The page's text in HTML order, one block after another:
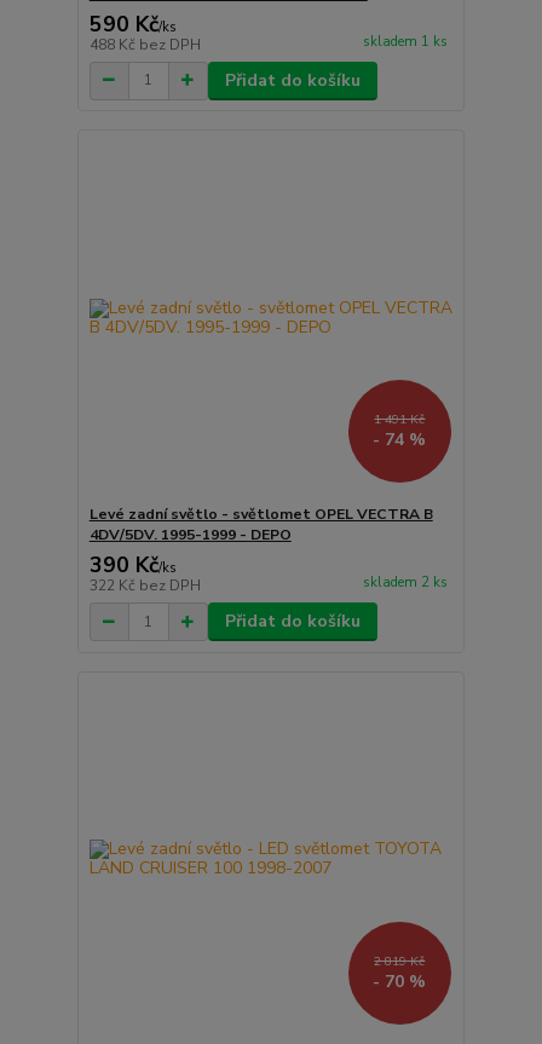
590 Kč/ks
488 Kč bez DPH skladem 1 ks
Přidat do košíku
1 491 Kč
- 74 %
Levé zadní světlo - světlomet OPEL VECTRA B
4DV/5DV. 1995-1999 - DEPO
390 Kč/ks
322 Kč bez DPH skladem 2 ks
Přidat do košíku
2 819 Kč
- 70 %